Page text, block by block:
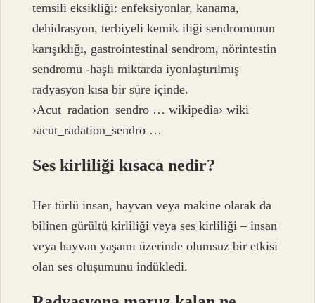
temsili eksikliği: enfeksiyonlar, kanama,
dehidrasyon, terbiyeli kemik iliği sendromunun
karışıklığı, gastrointestinal sendrom, nörintestin
sendromu -haşlı miktarda iyonlaştırılmış
radyasyon kısa bir süre içinde.
›Acut_radation_sendro … wikipedia› wiki
›acut_radation_sendro …
Ses kirliliği kısaca nedir?
Her türlü insan, hayvan veya makine olarak da
bilinen gürültü kirliliği veya ses kirliliği – insan
veya hayvan yaşamı üzerinde olumsuz bir etkisi
olan ses oluşumunu indükledi.